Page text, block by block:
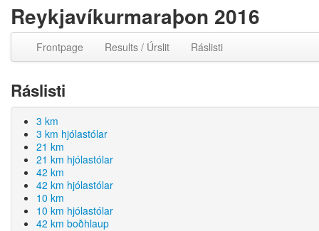
Reykjavíkurmaraþon 2016
Frontpage Results / Úrslit Ráslisti
Ráslisti
3 km
3 km hjólastólar
21 km
21 km hjólastólar
42 km
42 km hjólastólar
10 km
10 km hjólastólar
42 km boðhlaup